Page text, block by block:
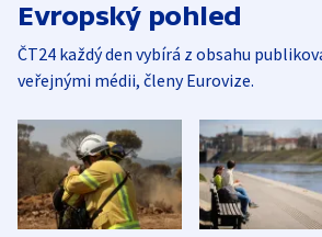
Evropský pohled
ČT24 každý den vybírá z obsahu
veřejnými médii, členy Eurovize.